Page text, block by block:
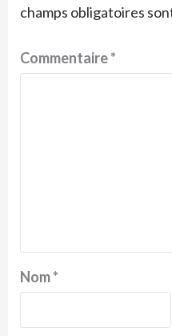
champs obligatoires
Commentaire*
Nom*